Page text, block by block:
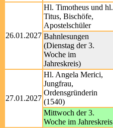
26.01.2027
Hl. Timotheus und hl.
Titus, Bischöfe,
Apostelschüler
Bahnlesungen
(Dienstag der 3.
Woche im
Jahreskreis)
27.01.2027
Hl. Angela Merici,
Jungfrau,
Ordensgründerin
(1540)
Mittwoch der 3.
Woche im Jahreskreis